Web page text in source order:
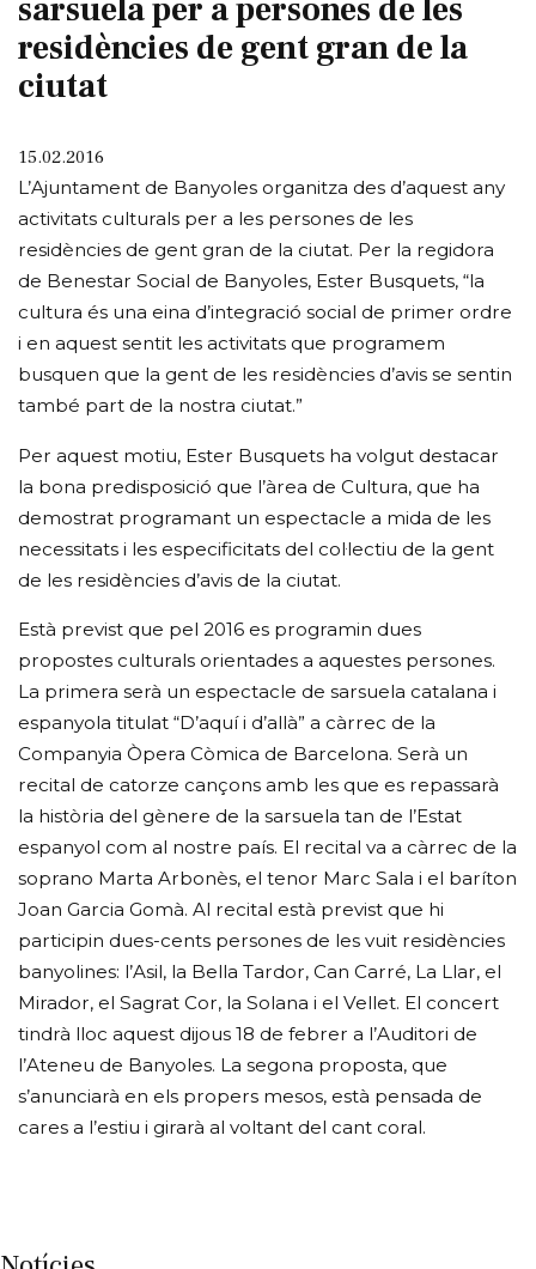
sarsuela per a persones de les
residències de gent gran de la
ciutat
15.02.2016
L’Ajuntament de Banyoles organitza des d’aquest any
activitats culturals per a les persones de les
residències de gent gran de la ciutat. Per la regidora
de Benestar Social de Banyoles, Ester Busquets, “la
cultura és una eina d’integració social de primer ordre
i en aquest sentit les activitats que programem
busquen que la gent de les residències d’avis se sentin
també part de la nostra ciutat.”
Per aquest motiu, Ester Busquets ha volgut destacar
la bona predisposició que l’àrea de Cultura, que ha
demostrat programant un espectacle a mida de les
necessitats i les especificitats del col·lectiu de la gent
de les residències d’avis de la ciutat.
Està previst que pel 2016 es programin dues
propostes culturals orientades a aquestes persones.
La primera serà un espectacle de sarsuela catalana i
espanyola titulat “D’aquí i d’allà” a càrrec de la
Companyia Òpera Còmica de Barcelona. Serà un
recital de catorze cançons amb les que es repassarà
la història del gènere de la sarsuela tan de l’Estat
espanyol com al nostre país. El recital va a càrrec de la
soprano Marta Arbonès, el tenor Marc Sala i el baríton
Joan Garcia Gomà. Al recital està previst que hi
participin dues-cents persones de les vuit residències
banyolines: l’Asil, la Bella Tardor, Can Carré, La Llar, el
Mirador, el Sagrat Cor, la Solana i el Vellet. El concert
tindrà lloc aquest dijous 18 de febrer a l’Auditori de
l’Ateneu de Banyoles. La segona proposta, que
s’anunciarà en els propers mesos, està pensada de
cares a l’estiu i girarà al voltant del cant coral.